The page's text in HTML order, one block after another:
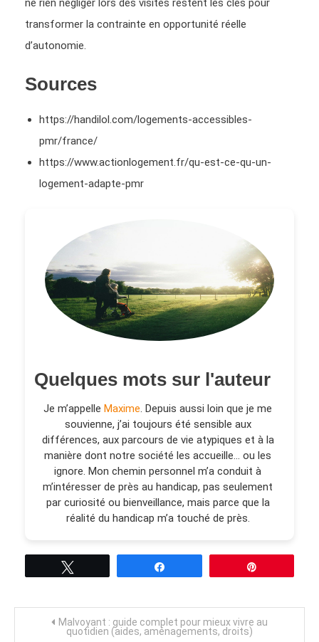
ne rien négliger lors des visites restent les clés pour
transformer la contrainte en opportunité réelle
d’autonomie.
Sources
https://handilol.com/logements-accessibles-
pmr/france/
https://www.actionlogement.fr/qu-est-ce-qu-un-
logement-adapte-pmr
Quelques mots sur l'auteur
Je m’appelle Maxime. Depuis aussi loin que je me
souvienne, j’ai toujours été sensible aux
différences, aux parcours de vie atypiques et à la
manière dont notre société les accueille… ou les
ignore. Mon chemin personnel m’a conduit à
m’intéresser de près au handicap, pas seulement
par curiosité ou bienveillance, mais parce que la
réalité du handicap m’a touché de près.
Navigation
Malvoyant : guide complet pour mieux vivre au
quotidien (aides, aménagements, droits)